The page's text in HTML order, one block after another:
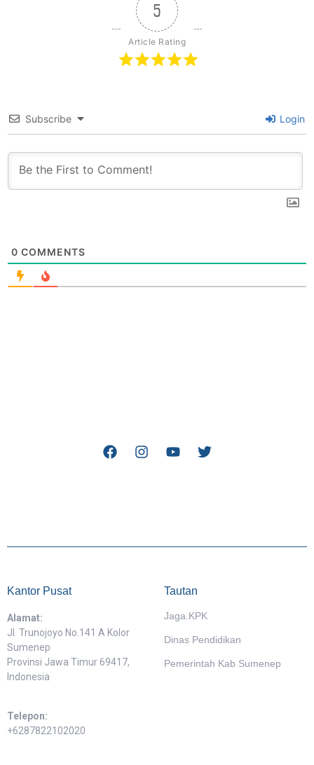
5
Article Rating
Subscribe Login
0 COMMENTS
Kantor Pusat
Alamat:
Jl. Trunojoyo No.141 A Kolor
Sumenep
Provinsi Jawa Timur 69417,
Indonesia
Telepon:
+6287822102020
Tautan
Jaga.KPK
Dinas Pendidikan
Pemerintah Kab Sumenep